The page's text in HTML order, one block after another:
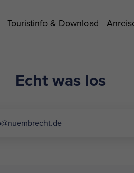
Touristinfo & Download
Echt was los